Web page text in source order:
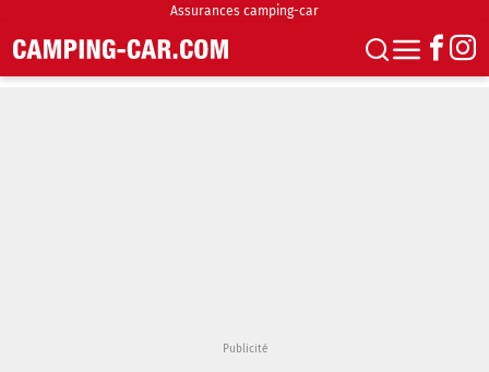
Assurances camping-car